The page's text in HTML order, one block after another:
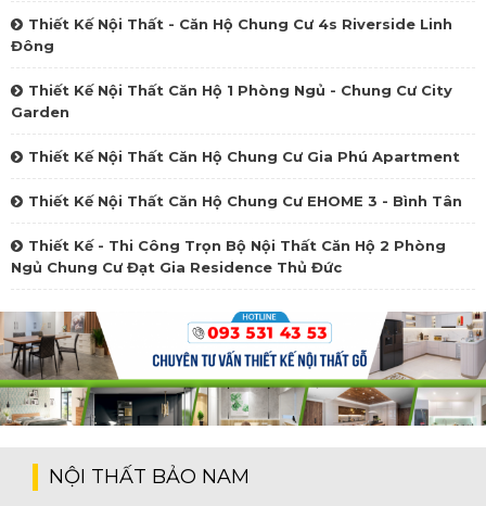
Thiết Kế Nội Thất - Căn Hộ Chung Cư 4s Riverside Linh
Đông
Thiết Kế Nội Thất Căn Hộ 1 Phòng Ngủ - Chung Cư City
Garden
Thiết Kế Nội Thất Căn Hộ Chung Cư Gia Phú Apartment
Thiết Kế Nội Thất Căn Hộ Chung Cư EHOME 3 - Bình Tân
Thiết Kế - Thi Công Trọn Bộ Nội Thất Căn Hộ 2 Phòng
Ngủ Chung Cư Đạt Gia Residence Thủ Đức
NỘI THẤT BẢO NAM